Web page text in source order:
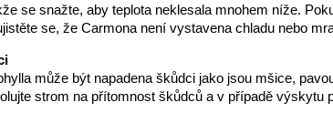
se snažte, aby teplota neklesala mnohem níže.
se, že Carmona není vystavena chladu nebo
může být napadena škůdci jako jsou mšice,
strom na přítomnost škůdců a v případě výskytu